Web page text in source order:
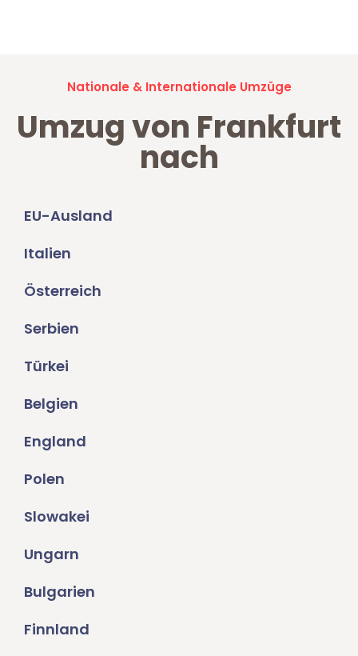
Nationale & Internationale Umzüge
Umzug von Frankfurt
nach
EU-Ausland
Italien
Österreich
Serbien
Türkei
Belgien
England
Polen
Slowakei
Ungarn
Bulgarien
Finnland